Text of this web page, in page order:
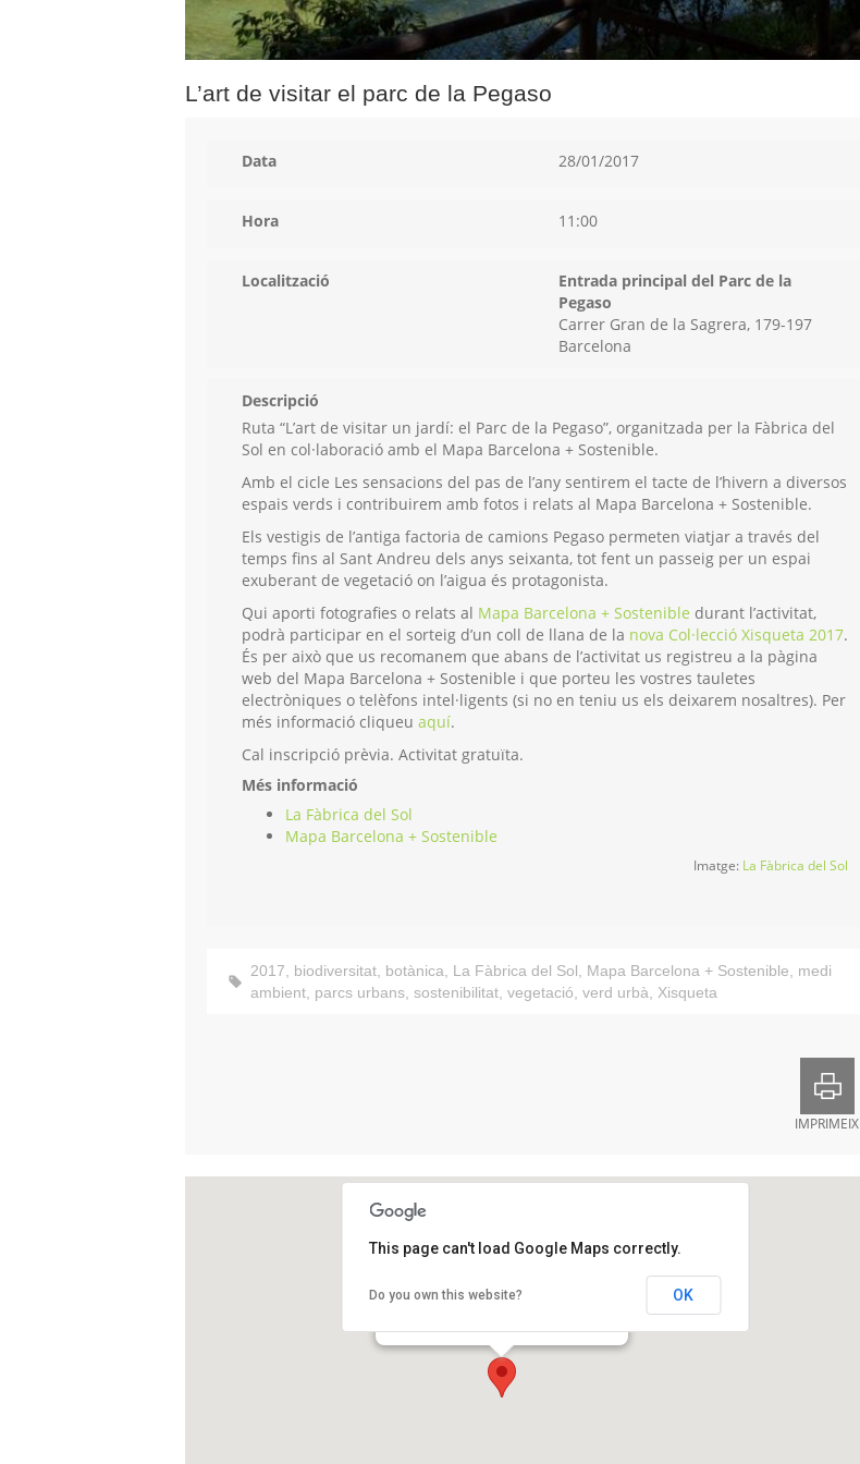
L’art de visitar el parc de la Pegaso
Data 28/01/2017
Hora 11:00
Localització
Entrada principal del Parc de la
Pegaso
Carrer Gran de la Sagrera, 179-197
Barcelona
Descripció
Ruta “L’art de visitar un jardí: el Parc de la Pegaso”, organitzada per la Fàbrica del
Sol en col·laboració amb el Mapa Barcelona + Sostenible.
Amb el cicle Les sensacions del pas de l’any sentirem el tacte de l’hivern a diversos
espais verds i contribuirem amb fotos i relats al Mapa Barcelona + Sostenible.
Els vestigis de l’antiga factoria de camions Pegaso permeten viatjar a través del
temps fins al Sant Andreu dels anys seixanta, tot fent un passeig per un espai
exuberant de vegetació on l’aigua és protagonista.
Qui aporti fotografies o relats al Mapa Barcelona + Sostenible durant l’activitat,
podrà participar en el sorteig d’un coll de llana de la nova Col·lecció Xisqueta 2017.
És per això que us recomanem que abans de l’activitat us registreu a la pàgina
web del Mapa Barcelona + Sostenible i que porteu les vostres tauletes
electròniques o telèfons intel·ligents (si no en teniu us els deixarem nosaltres). Per
més informació cliqueu aquí.
Cal inscripció prèvia. Activitat gratuïta.
Més informació
La Fàbrica del Sol
Mapa Barcelona + Sostenible
Imatge: La Fàbrica del Sol
2017, biodiversitat, botànica, La Fàbrica del Sol, Mapa Barcelona + Sostenible, medi
ambient, parcs urbans, sostenibilitat, vegetació, verd urbà, Xisqueta
IMPRIMEIX
Carrer Gran de la Sagrera, 179-197
This page can't load Google Maps correctly.
Do you own this website? OK